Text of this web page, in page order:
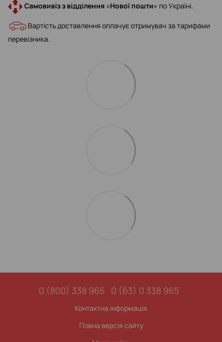
Самовивіз з відділення «Нової пошти» по Україні.
Вартість доставлення оплачує отримувач за тарифами
перевізника.
0 (800) 338 965 0 (63) 0 338 965
Контактна інформація
Повна версія сайту